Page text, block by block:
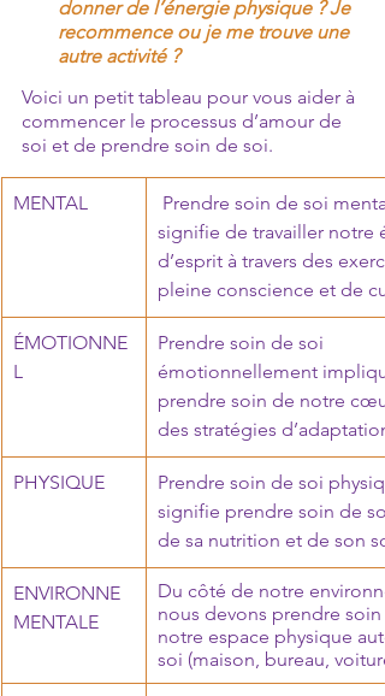
donner de l’énergie physique ? Je
recommence ou je me trouve une
autre activité ?
Voici un petit tableau pour vous aider à
commencer le processus d’amour de
soi et de prendre soin de soi.
MENTAL
signifie de travailler notre
d’esprit à travers des
pleine conscience et de
ÉMOTIONNE
L
Prendre soin de soi
émotionnellement
prendre soin de notre
des stratégies
PHYSIQUE
Prendre soin de soi
signifie prendre soin de
de sa nutrition et de son
ENVIRONNE
MENTALE
Du côté de notre
nous devons prendre soin
notre espace physique
soi (maison, bureau,